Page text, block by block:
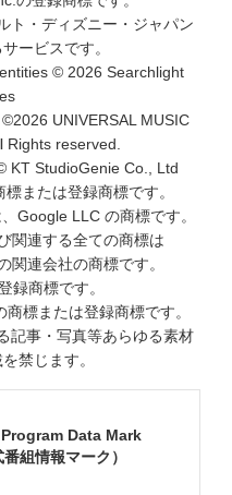
ト・ディズニー・ジャパン
ービスです。
© 2026 Searchlight
UNIVERSAL MUSIC
Rights reserved.
KT StudioGenie Co., Ltd
または登録商標です。
Google LLC の商標です。
関連する全ての商標は
連会社の商標です。
録商標です。
標または登録商標です。
記事・写真等あらゆる素材
禁じます。
Data Mark
番組情報マーク）